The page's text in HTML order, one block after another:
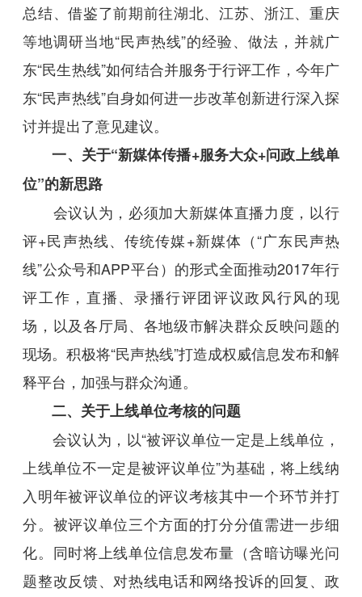
总结、借鉴了前期前往湖北、江苏、浙江、重庆
等地调研当地“民声热线”的经验、做法，并就广
东“民生热线”如何结合并服务于行评工作，今年广
东“民声热线”自身如何进一步改革创新进行深入探
讨并提出了意见建议。
一、关于“新媒体传播+服务大众+问政上线单
位”的新思路
会议认为，必须加大新媒体直播力度，以行
评+民声热线、传统传媒+新媒体（“广东民声热
线”公众号和APP平台）的形式全面推动2017年行
评工作，直播、录播行评团评议政风行风的现
场，以及各厅局、各地级市解决群众反映问题的
现场。积极将“民声热线”打造成权威信息发布和解
释平台，加强与群众沟通。
二、关于上线单位考核的问题
会议认为，以“被评议单位一定是上线单位，
上线单位不一定是被评议单位”为基础，将上线纳
入明年被评议单位的评议考核其中一个环节并打
分。被评议单位三个方面的打分分值需进一步细
化。同时将上线单位信息发布量（含暗访曝光问
题整改反馈、对热线电话和网络投诉的回复、政